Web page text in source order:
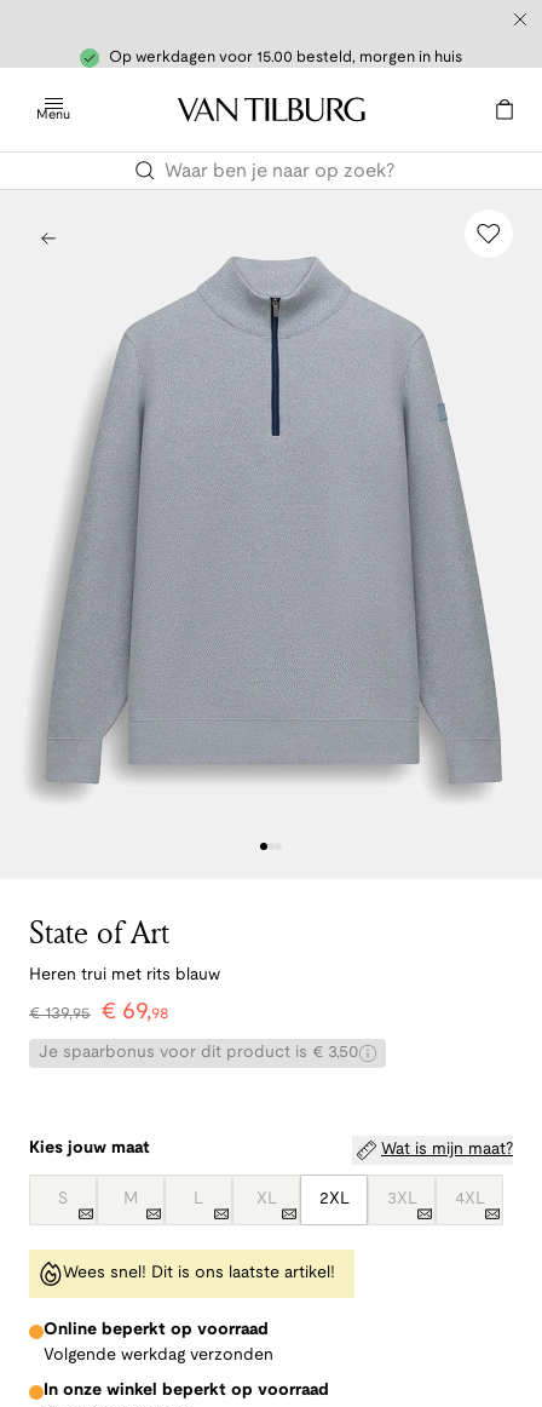
Op werkdagen voor 15.00 besteld, morgen in huis
Menu
State of Art
Heren trui met rits blauw
€139,95 € 69,98
Je spaarbonus voor dit product is € 3,50
Kies jouw maat Wat is mijn maat?
S M L XL 2XL 3XL 4XL
Wees snel! Dit is ons laatste artikel!
Online beperkt op voorraad
Volgende werkdag verzonden
In onze winkel beperkt op voorraad